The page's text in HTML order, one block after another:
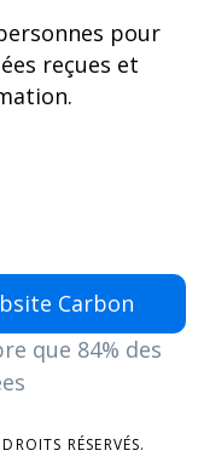
pour
reçues et
Carbon
que 84% des
RÉSERVÉS.